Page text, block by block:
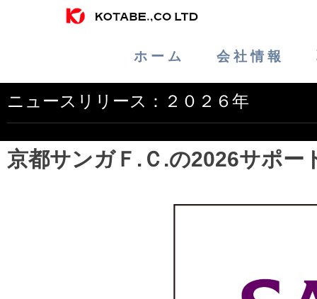
ホ ー ム 会 社 情 報
ニュースリリース：２０２６年
京都サンガＦ.Ｃ.の2026サポ